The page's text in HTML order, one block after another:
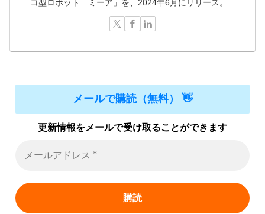
コ型ロボット「ミーア」を、2024年6月にリリース。
メールで購読（無料） 👋
更新情報をメールで受け取ることができます